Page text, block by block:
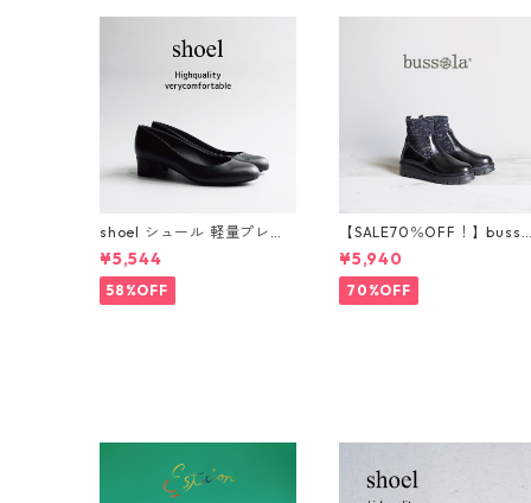
shoel シュール 軽量プレー
ンパンプス now235
¥5,544
58%OFF
【SALE70％OFF！】
a ブソラ ラメショートブ
ーツ 925520
¥5,940
70%OFF